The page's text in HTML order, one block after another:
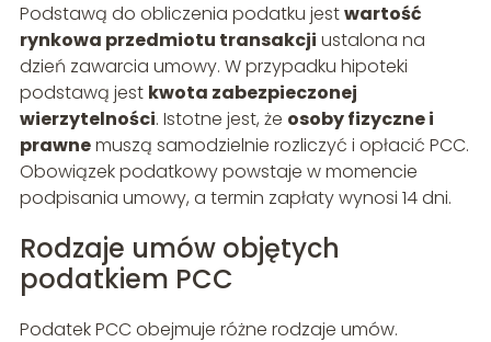
Podstawą do obliczenia podatku jestwartość
rynkowa przedmiotu transakcji ustalona na
dzień zawarcia umowy. W przypadku hipoteki
podstawą jest kwota zabezpieczonej
wierzytelności. Istotne jest, że osoby fizyczne i
prawnemuszą samodzielnie rozliczyć i opłacić PCC.
Obowiązek podatkowy powstaje w momencie
podpisania umowy, a termin zapłaty wynosi 14 dni.
Rodzaje umów objętych
podatkiem PCC
Podatek PCC obejmuje różne rodzaje umów.